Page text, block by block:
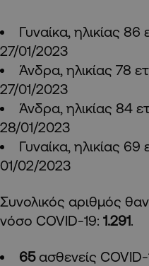
Γυναίκα, ηλικίας
27/01/2023
Άνδρα, ηλικίας 78
27/01/2023
Άνδρα, ηλικίας 84
28/01/2023
Γυναίκα, ηλικίας
01/02/2023
Συνολικός αριθμός
νόσο COVID-19: 1.291
65 ασθενείς COVID